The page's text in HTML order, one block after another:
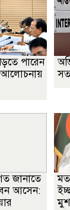
পারেন
জানাতে
আসেন: